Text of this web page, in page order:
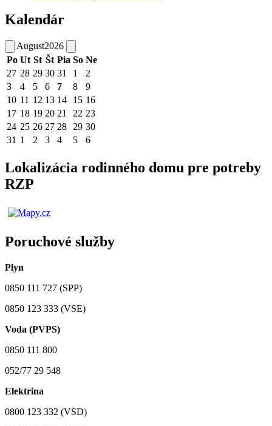
Kalendár
August2026
Po Ut St Št Pia So Ne
27 28 29 30 31 1
2
3
4 5 6 7 8
9
10 11 12 13 14 15 16
17 18 19 20 21 22 23
24 25 26 27 28 29 30
31 1 2 3 4 5 6
Lokalizácia rodinného domu pre potreby
RZP
Poruchové služby
Plyn
0850 111 727 (SPP)
0850 123 333 (VSE)
Voda (PVPS)
0850 111 800
052/77 29 548
Elektrina
0800 123 332 (VSD)